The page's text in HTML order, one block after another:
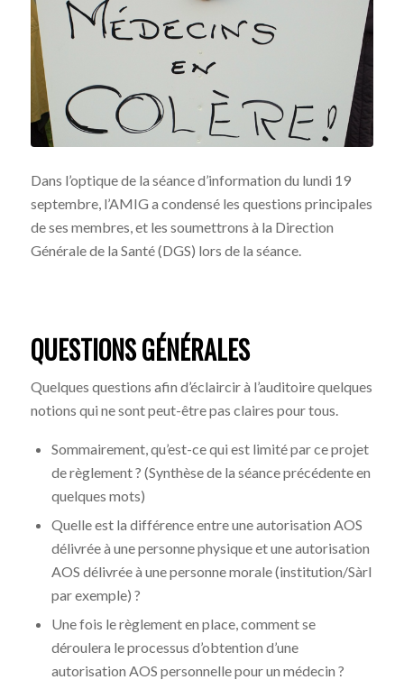
Dans l’optique de la séance d’information du lundi 19
septembre, l’AMIG a condensé les questions principales
de ses membres, et les soumettrons à la Direction
Générale de la Santé (DGS) lors de la séance.
QUESTIONS GÉNÉRALES
Quelques questions afin d’éclaircir à l’auditoire quelques
notions qui ne sont peut-être pas claires pour tous.
Sommairement, qu’est-ce qui est limité par ce projet
de règlement ? (Synthèse de la séance précédente en
quelques mots)
Quelle est la différence entre une autorisation AOS
délivrée à une personne physique et une autorisation
AOS délivrée à une personne morale (institution/Sàrl
par exemple) ?
Une fois le règlement en place, comment se
déroulera le processus d’obtention d’une
autorisation AOS personnelle pour un médecin ?